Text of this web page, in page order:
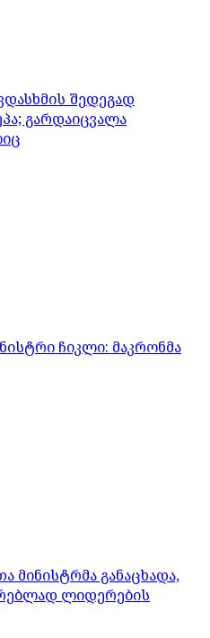
შედეგად
გარდაიცვალა
ჩიკლი: მაკრონმა
მინისტრმა განაცხადა,
ლიდერების